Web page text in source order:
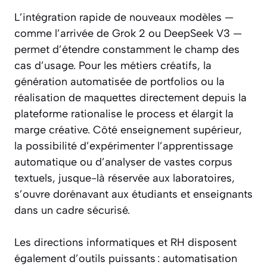
L’intégration rapide de nouveaux modèles —
comme l’arrivée de Grok 2 ou DeepSeek V3 —
permet d’étendre constamment le champ des
cas d’usage. Pour les métiers créatifs, la
génération automatisée de portfolios ou la
réalisation de maquettes directement depuis la
plateforme rationalise le process et élargit la
marge créative. Côté enseignement supérieur,
la possibilité d’expérimenter l’apprentissage
automatique ou d’analyser de vastes corpus
textuels, jusque-là réservée aux laboratoires,
s’ouvre dorénavant aux étudiants et enseignants
dans un cadre sécurisé.
Les directions informatiques et RH disposent
également d’outils puissants : automatisation